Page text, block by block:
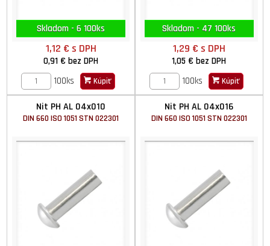
Skladom - 6 100ks
1,12 € s DPH
0,91 €bez DPH
100ks
Kúpiť
Skladom - 47 100ks
1,29 € s DPH
1,05 €bez DPH
100ks
Kúpiť
Nit PH AL 04x010
DIN 660 ISO 1051 STN 022301
Nit PH AL 04x016
DIN 660 ISO 1051 STN 022301